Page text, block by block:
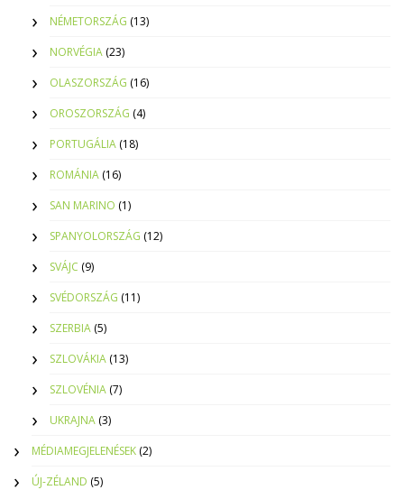
NÉMETORSZÁG (13)
NORVÉGIA (23)
OLASZORSZÁG (16)
OROSZORSZÁG (4)
PORTUGÁLIA (18)
ROMÁNIA (16)
SAN MARINO (1)
SPANYOLORSZÁG (12)
SVÁJC (9)
SVÉDORSZÁG (11)
SZERBIA (5)
SZLOVÁKIA (13)
SZLOVÉNIA (7)
UKRAJNA (3)
MÉDIAMEGJELENÉSEK (2)
ÚJ-ZÉLAND (5)